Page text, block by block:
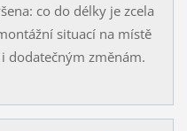
co do délky je zcela
situací na místě
dodatečným změnám.